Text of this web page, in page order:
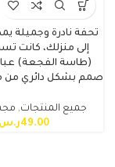
تحفة نادرة وجميلة
إلى منزلك، كانت
(طاسة الفجعة)
صمم بشكل دائري من
جميع المنتجات,
49.00ر.س